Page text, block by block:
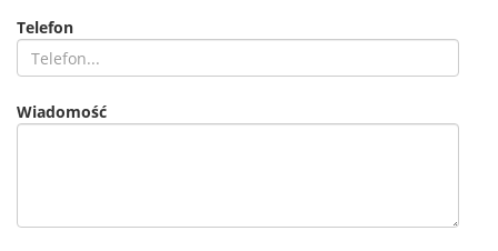
Telefon
Wiadomość